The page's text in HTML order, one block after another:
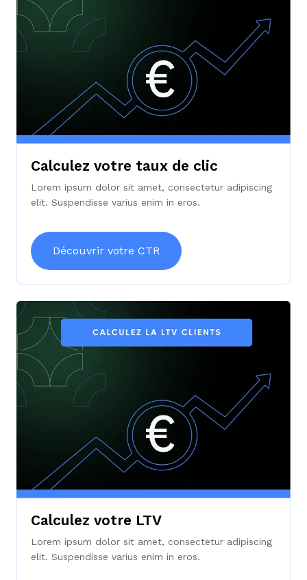
Calculez votre taux de clic
Lorem ipsum dolor sit amet, consectetur adipiscing
elit. Suspendisse varius enim in eros.
Découvrir votre CTR
Calculez votre LTV
Lorem ipsum dolor sit amet, consectetur adipiscing
elit. Suspendisse varius enim in eros.